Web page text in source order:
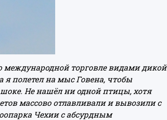
международной торговле видами дикой
полетел на мыс Говена, чтобы
Не нашёл ни одной птицы, хотя
массово отлавливали и вывозили с
Чехии с абсурдным